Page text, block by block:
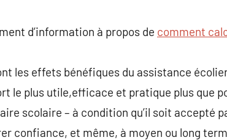
d’information à propos de comment
les effets bénéfiques du assistance
le plus utile,efficace et pratique plus que
scolaire – à condition qu’il soit accepté
confiance, et même, à moyen ou long